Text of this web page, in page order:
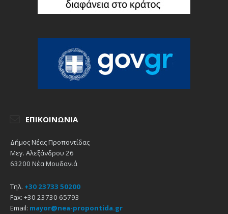
ΕΠΙΚΟΙΝΩΝΊΑ
Δήμος Νέας Προποντίδας
Μεγ. Αλεξάνδρου 26
63200 Νέα Μουδανιά
Τηλ. +30 23733 50200
Fax: +30 23730 65793
Email: mayor@nea-propontida.gr